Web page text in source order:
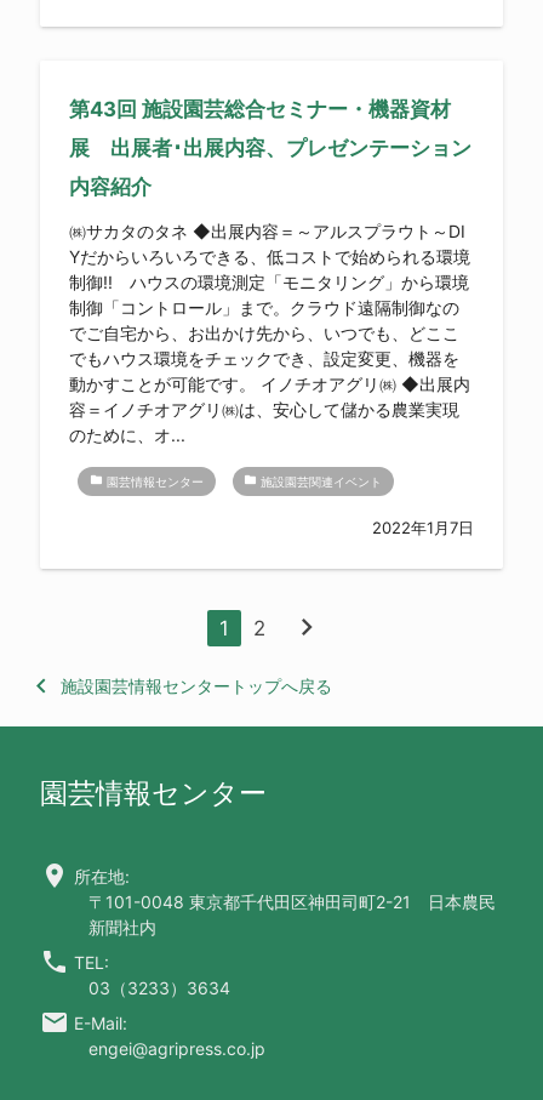
第43回 施設園芸総合セミナー・機器資材
展 出展者･出展内容、プレゼンテーション
内容紹介
㈱サカタのタネ ◆出展内容＝～アルスプラウト～DI
Yだからいろいろできる、低コストで始められる環境
制御!! ハウスの環境測定「モニタリング」から環境
制御「コントロール」まで。クラウド遠隔制御なの
でご自宅から、お出かけ先から、いつでも、どここ
でもハウス環境をチェックでき、設定変更、機器を
動かすことが可能です。 イノチオアグリ㈱ ◆出展内
容＝イノチオアグリ㈱は、安心して儲かる農業実現
のために、オ...
folder 園芸情報センター folder 施設園芸関連イベント
2022年1月7日
1 2 chevron_right
keyboard_arrow_left 施設園芸情報センタートップへ戻る
園芸情報センター
location_on 所在地:
〒101-0048 東京都千代田区神田司町2-21 日本農民
新聞社内
call TEL:
03（3233）3634
email E-Mail:
engei@agripress.co.jp